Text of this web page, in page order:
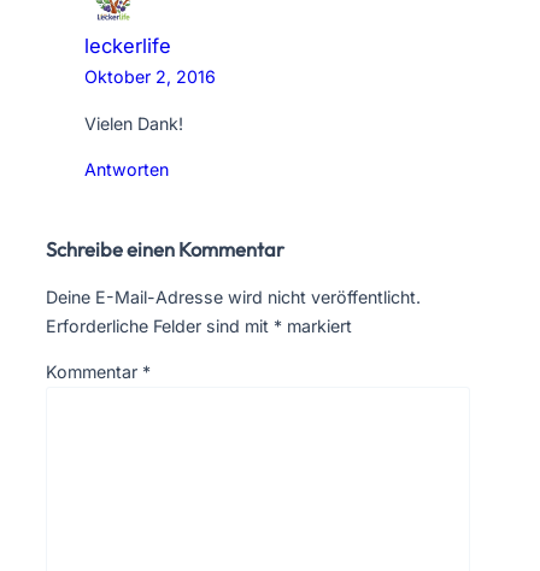
leckerlife
Oktober 2, 2016
Vielen Dank!
Antworten
Schreibe einen Kommentar
Deine E-Mail-Adresse wird nicht veröffentlicht.
Erforderliche Felder sind mit * markiert
Kommentar *